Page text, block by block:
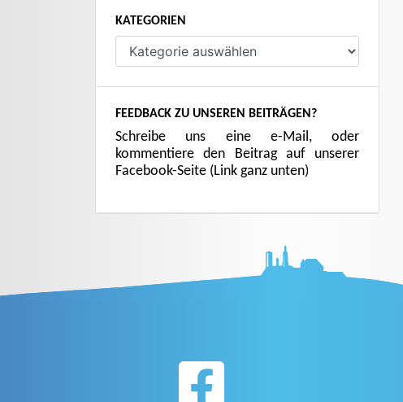
KATEGORIEN
FEEDBACK ZU UNSEREN BEITRÄGEN?
Schreibe uns eine e-Mail, oder
kommentiere den Beitrag auf unserer
Facebook-Seite (Link ganz unten)